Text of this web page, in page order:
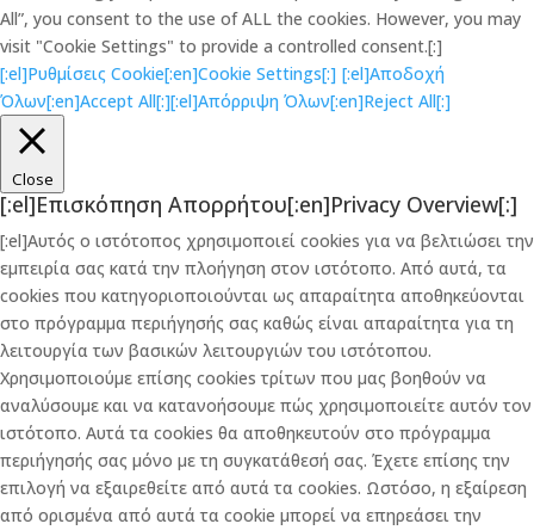
All”, you consent to the use of ALL the cookies. However, you may
visit "Cookie Settings" to provide a controlled consent.[:]
[:el]Ρυθμίσεις Cookie[:en]Cookie Settings[:] [:el]Αποδοχή
Όλων[:en]Accept All[:][:el]Απόρριψη Όλων[:en]Reject All[:]
Close
[:el]Επισκόπηση Απορρήτου[:en]Privacy Overview[:]
[:el]Αυτός ο ιστότοπος χρησιμοποιεί cookies για να βελτιώσει την
εμπειρία σας κατά την πλοήγηση στον ιστότοπο. Από αυτά, τα
cookies που κατηγοριοποιούνται ως απαραίτητα αποθηκεύονται
στο πρόγραμμα περιήγησής σας καθώς είναι απαραίτητα για τη
λειτουργία των βασικών λειτουργιών του ιστότοπου.
Χρησιμοποιούμε επίσης cookies τρίτων που μας βοηθούν να
αναλύσουμε και να κατανοήσουμε πώς χρησιμοποιείτε αυτόν τον
ιστότοπο. Αυτά τα cookies θα αποθηκευτούν στο πρόγραμμα
περιήγησής σας μόνο με τη συγκατάθεσή σας. Έχετε επίσης την
επιλογή να εξαιρεθείτε από αυτά τα cookies. Ωστόσο, η εξαίρεση
από ορισμένα από αυτά τα cookie μπορεί να επηρεάσει την